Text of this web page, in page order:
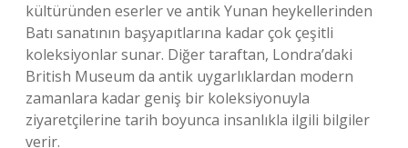
kültüründen eserler ve antik Yunan heykellerinden
Batı sanatının başyapıtlarına kadar çok çeşitli
koleksiyonlar sunar. Diğer taraftan, Londra’daki
British Museum da antik uygarlıklardan modern
zamanlara kadar geniş bir koleksiyonuyla
ziyaretçilerine tarih boyunca insanlıkla ilgili bilgiler
verir.